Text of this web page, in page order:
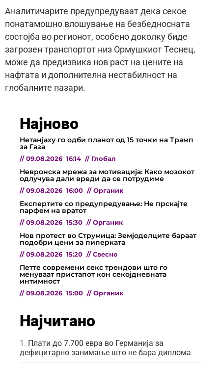
Аналитичарите предупредуваат дека секое
понатамошно влошување на безбедносната
состојба во регионот, особено доколку биде
загрозен транспортот низ Ормушкиот Теснец,
може да предизвика нов раст на цените на
нафтата и дополнителна нестабилност на
глобалните пазари.
Најново
Нетанјаху го одби планот од 15 точки на Трамп
за Газа
// 09.08.2026 16:14 // Глобал
Невронска мрежа за мотивација: Како мозокот
одлучува дали вреди да се потрудиме
// 09.08.2026 16:00 // Органик
Експертите со предупредување: Не прскајте
парфем на вратот
// 09.08.2026 15:30 // Органик
Нов протест во Струмица: Земјоделците бараат
подобри цени за пиперката
// 09.08.2026 15:20 // Свесно
Петте современи секс трендови што го
менуваат пристапот кон секојдневната
интимност
// 09.08.2026 15:00 // Органик
Најчитано
Плати до 7.700 евра во Германија за
дефицитарно занимање што не бара диплома